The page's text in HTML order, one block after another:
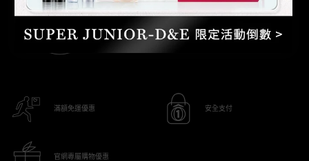
滿額免運優惠 安全支付
官網專屬購物優惠